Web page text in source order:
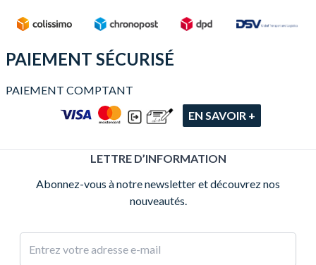
PAIEMENT SÉCURISÉ
PAIEMENT COMPTANT
EN SAVOIR +
LETTRE D’INFORMATION
Abonnez-vous à notre newsletter et découvrez nos
nouveautés.
Adresse e-mail